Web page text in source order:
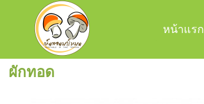
หน้าแรก
ผักทอด